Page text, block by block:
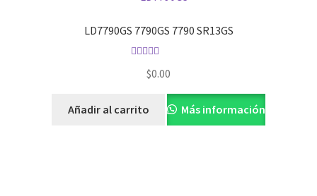
LD7790GS 7790GS 7790 SR13GS
5.00
$0.00
Añadir al carrito Más información